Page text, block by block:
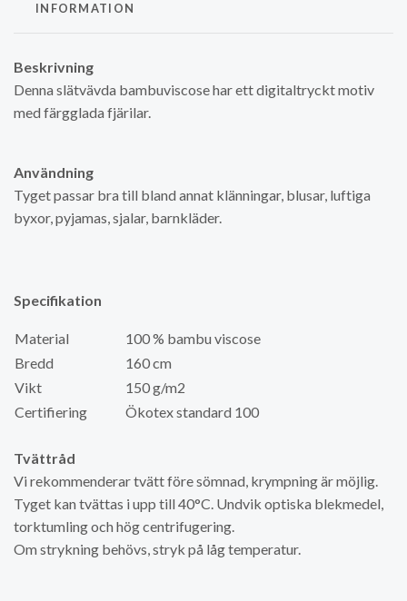
INFORMATION
Beskrivning
Denna slätvävda bambuviscose har ett digitaltryckt motiv
med färgglada fjärilar.
Användning
Tyget passar bra till bland annat klänningar, blusar, luftiga
byxor, pyjamas, sjalar, barnkläder.
Specifikation
Material
100 % bambu viscose
Bredd
160 cm
Vikt
150 g/m2
Certifiering
Ökotex standard 100
Tvättråd
Vi rekommenderar tvätt före sömnad, krympning är möjlig.
Tyget kan tvättas i upp till 40°C. Undvik optiska blekmedel,
torktumling och hög centrifugering.
Om strykning behövs, stryk på låg temperatur.